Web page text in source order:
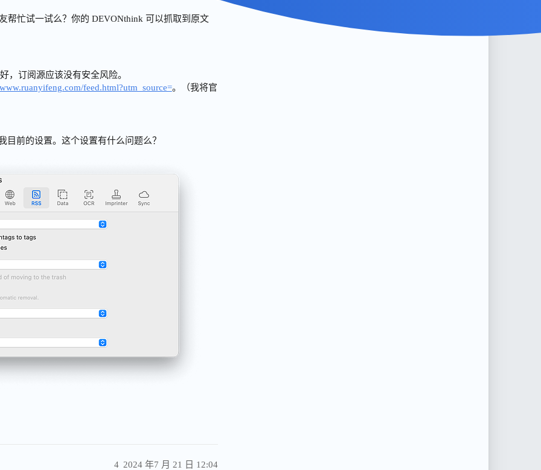
帮忙试一试么？你的 DEVONthink 可以抓取到原文
，订阅源应该没有安全风险。
feed.html?utm_source=。（我将官
目前的设置。这个设置有什么问题么？
2024 年7 月 21 日 12:04
4